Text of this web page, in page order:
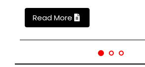
Read More